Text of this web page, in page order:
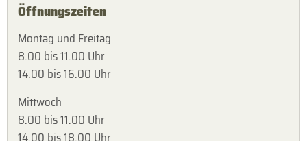
Öffnungszeiten
Montag und Freitag
8.00 bis 11.00 Uhr
14.00 bis 16.00 Uhr
Mittwoch
8.00 bis 11.00 Uhr